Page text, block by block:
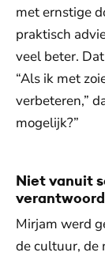
met ernstige
praktisch
veel beter.
“Als ik met
verbeteren,”
mogelijk?”
Niet vanuit
Mirjam werd
de cultuur, de